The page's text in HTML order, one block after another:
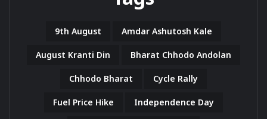
9th August Amdar Ashutosh Kale
August Kranti Din Bharat Chhodo Andolan
Chhodo Bharat Cycle Rally
Fuel Price Hike Independence Day